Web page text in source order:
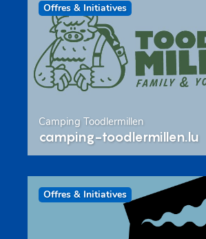
Offres & Initiatives
Camping Toodlermillen
camping-toodlermillen.lu
Offres & Initiatives